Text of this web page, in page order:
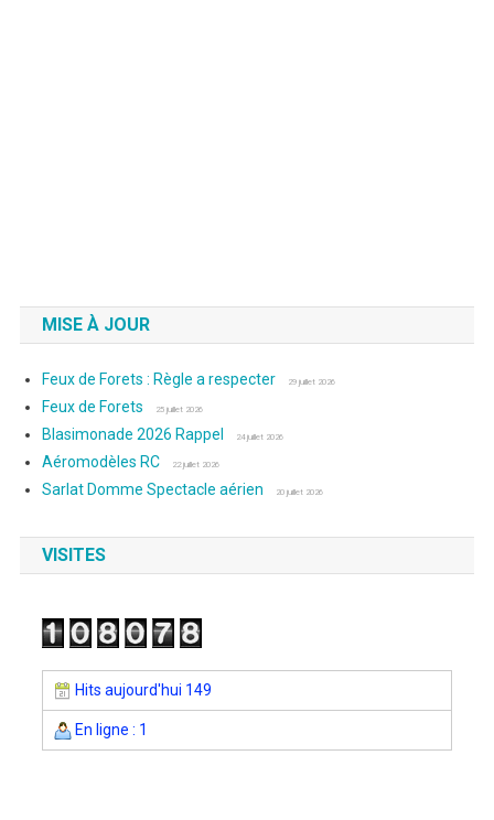
MISE À JOUR
Feux de Forets : Règle a respecter 29 juillet 2026
Feux de Forets 25 juillet 2026
Blasimonade 2026 Rappel 24 juillet 2026
Aéromodèles RC 22 juillet 2026
Sarlat Domme Spectacle aérien 20 juillet 2026
VISITES
Hits aujourd'hui 149
En ligne : 1